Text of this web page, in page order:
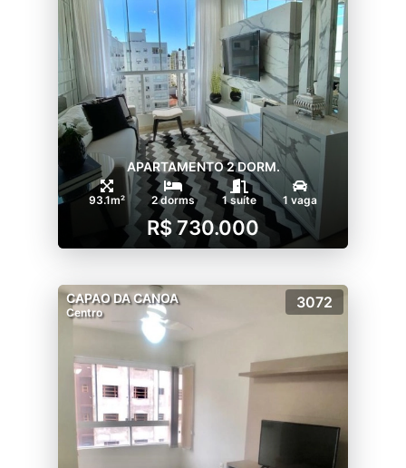
APARTAMENTO 2 DORM.
93.1m² 2 dorms 1 suíte 1 vaga
R$ 730.000
CAPAO DA CANOA
Centro
3072